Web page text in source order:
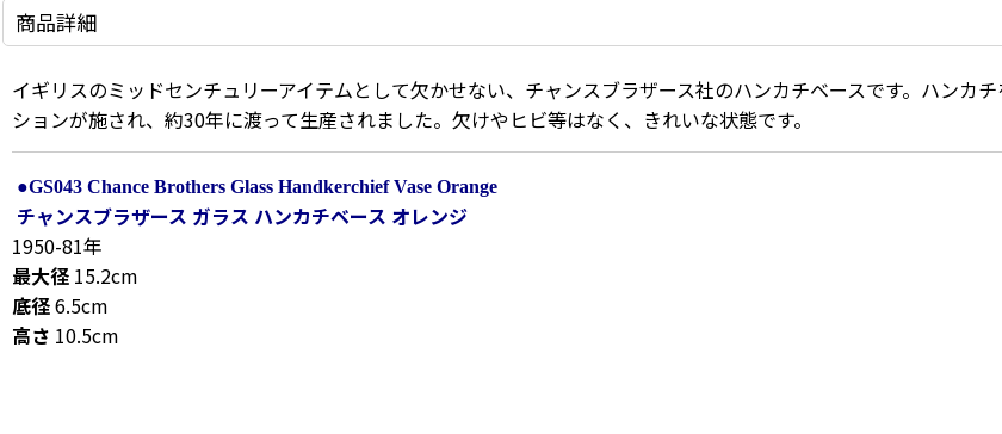
商品詳細
イギリスのミッドセンチュリーアイテムとして欠かせない、チャンスブラザース社のハンカチベースです。ハンカ
ションが施され、約30年に渡って生産されました。欠けやヒビ等はなく、きれいな状態です。
●GS043 Chance Brothers Glass Handkerchief Vase Orange
チャンスブラザース ガラス ハンカチベース オレンジ
1950-81年
最大径 15.2cm
底径6.5cm
高さ 10.5cm